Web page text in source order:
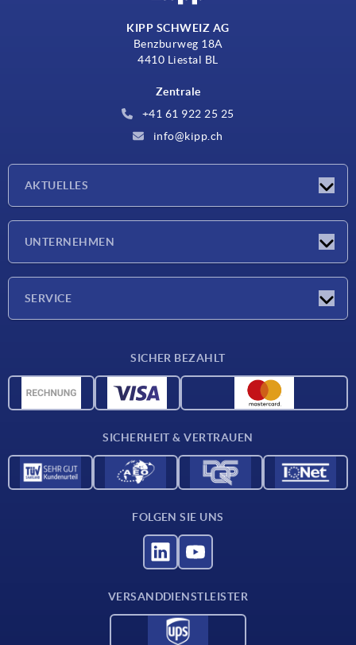
KIPP SCHWEIZ AG
Benzburweg 18A
4410 Liestal BL
Zentrale
+41 61 922 25 25
info@kipp.ch
AKTUELLES
UNTERNEHMEN
SERVICE
CAD-Daten
SICHER BEZAHLT
SICHERHEIT & VERTRAUEN
FOLGEN SIE UNS
VERSANDDIENSTLEISTER